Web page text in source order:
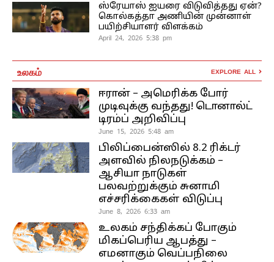
ஸ்ரேயாஸ் ஐயரை விடுவித்தது ஏன்?
கொல்கத்தா அணியின் முன்னாள்
பயிற்சியாளர் விளக்கம்
April 24, 2026 5:38 pm
உலகம் EXPLORE ALL
ஈரான் – அமெரிக்க போர்
முடிவுக்கு வந்தது! டொனால்ட்
டிரம்ப் அறிவிப்பு
June 15, 2026 5:48 am
பிலிப்பைன்ஸில் 8.2 ரிக்டர்
அளவில் நிலநடுக்கம் –
ஆசியா நாடுகள்
பலவற்றுக்கும் சுனாமி
எச்சரிக்கைகள் விடுப்பு
June 8, 2026 6:33 am
உலகம் சந்திக்கப் போகும்
மிகப்பெரிய ஆபத்து –
எமனாகும் வெப்பநிலை